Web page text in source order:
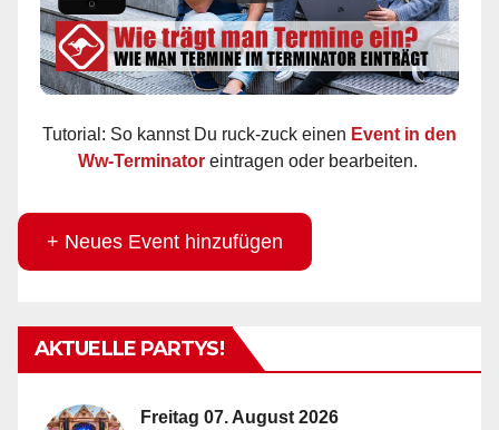
Tutorial: So kannst Du ruck-zuck einen Event in den
Ww-Terminator eintragen oder bearbeiten.
+ Neues Event hinzufügen
AKTUELLE PARTYS!
Freitag 07. August 2026